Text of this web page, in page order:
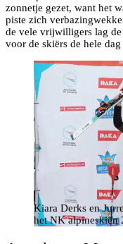
zonnetje gezet, want het
piste zich
de vele vrijwilligers lag de
voor de skiërs de hele
Kiara Derks en
het NK alpineskiën